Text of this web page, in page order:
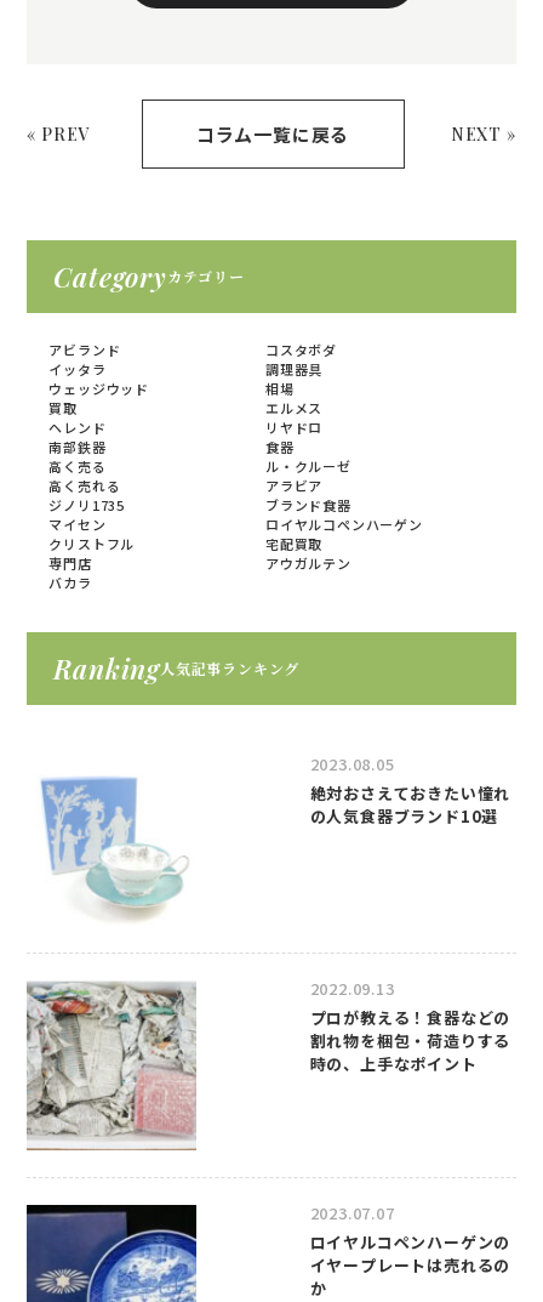
« PREV コラム一覧に戻る NEXT »
Categoryカテゴリー
アビランド
コスタボダ
イッタラ
調理器具
ウェッジウッド
相場
買取
エルメス
ヘレンド
リヤドロ
南部鉄器
食器
高く売る
ル・クルーゼ
高く売れる
アラビア
ジノリ1735
ブランド食器
マイセン
ロイヤルコペンハーゲン
クリストフル
宅配買取
専門店
アウガルテン
バカラ
Ranking人気記事ランキング
2023.08.05
絶対おさえておきたい憧れ
の人気食器ブランド10選
2022.09.13
プロが教える！食器などの
割れ物を梱包・荷造りする
時の、上手なポイント
2023.07.07
ロイヤルコペンハーゲンの
イヤープレートは売れるの
か